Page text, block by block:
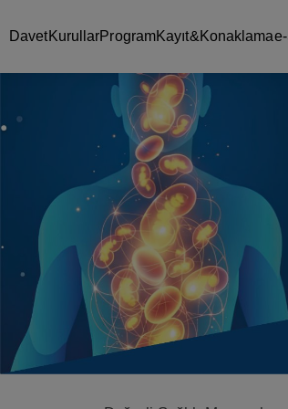
DavetKurullarProgramKayıt&Konaklama